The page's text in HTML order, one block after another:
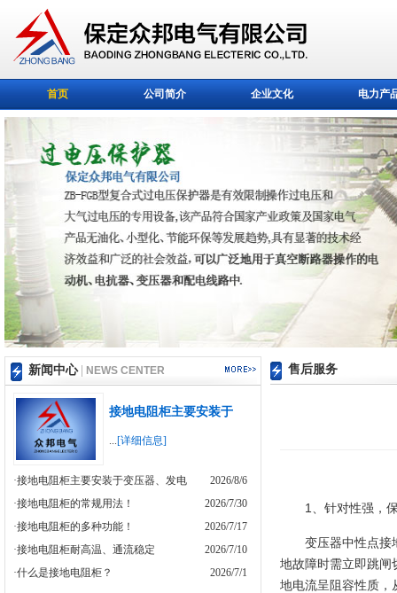
首页 公司简介 企业文化 电力产
新闻中心 NEWS CENTER
接地电阻柜主要安装于
...[详细信息]
·接地电阻柜主要安装于变压器、发电
2026/8/6
·接地电阻柜的常规用法！
2026/7/30
·接地电阻柜的多种功能！
2026/7/17
·接地电阻柜耐高温、通流稳定
2026/7/10
·什么是接地电阻柜？
2026/7/1
售后服务
1、针对性强，
变压器中性点接
地故障时需立即跳闸
地电流呈阻容性质，